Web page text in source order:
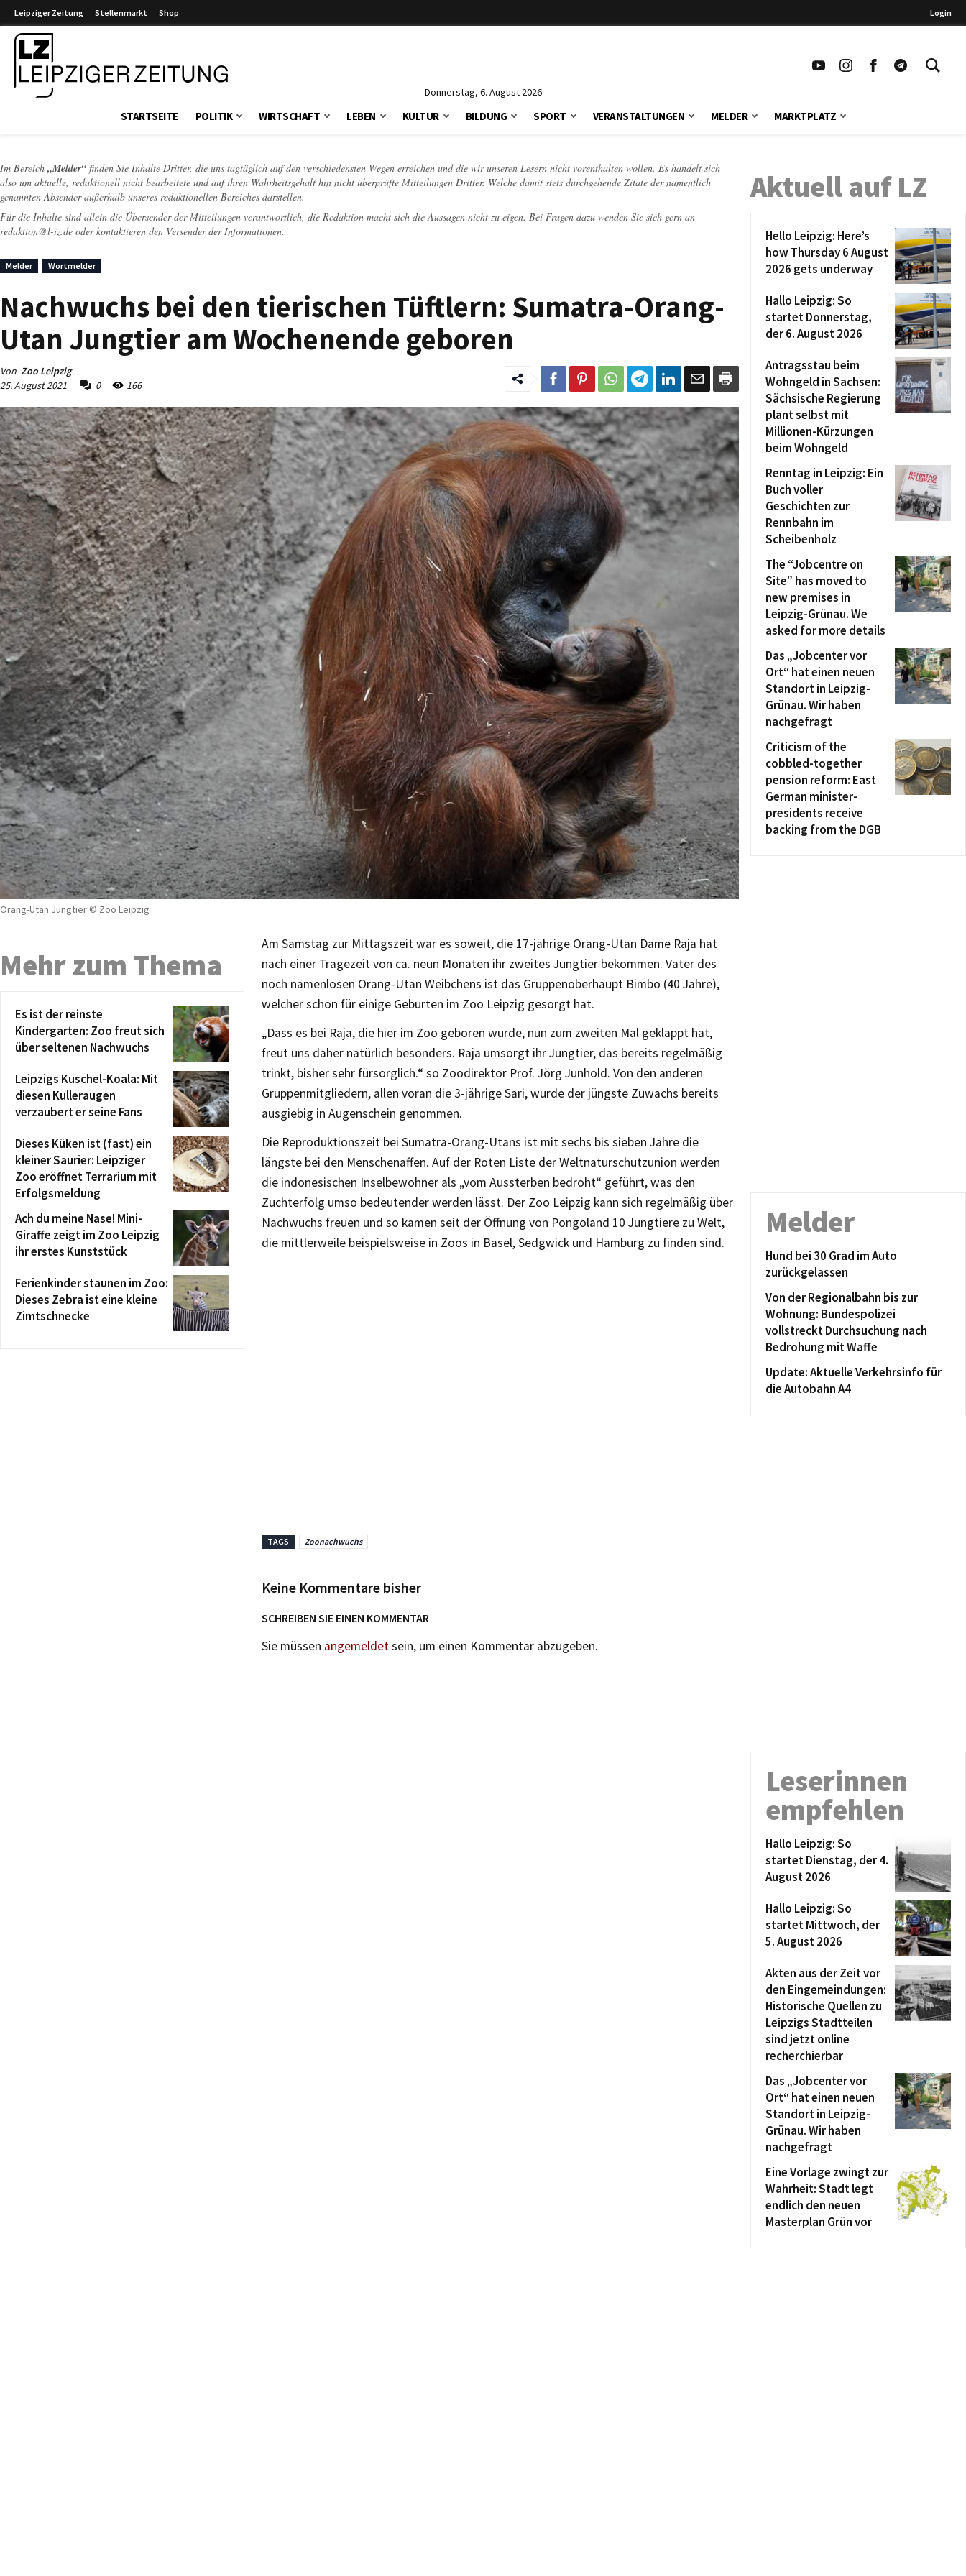
Leipziger Zeitung Stellenmarkt Shop Login
Donnerstag, 6. August 2026
STARTSEITE POLITIK WIRTSCHAFT LEBEN KULTUR BILDUNG SPORT VERANSTALTUNGEN MELDER MARKTPLATZ
Im Bereich „Melder“ finden Sie Inhalte Dritter, die uns tagtäglich auf den verschiedensten Wegen erreichen und die wir unseren Lesern nicht vorenthalten wollen. Es handelt sich
also um aktuelle, redaktionell nicht bearbeitete und auf ihren Wahrheitsgehalt hin nicht überprüfte Mitteilungen Dritter. Welche damit stets durchgehende Zitate der namentlich
genannten Absender außerhalb unseres redaktionellen Bereiches darstellen.
Für die Inhalte sind allein die Übersender der Mitteilungen verantwortlich, die Redaktion macht sich die Aussagen nicht zu eigen. Bei Fragen dazu wenden Sie sich gern an
redaktion@l-iz.de oder kontaktieren den Versender der Informationen.
Melder Wortmelder
Nachwuchs bei den tierischen Tüftlern: Sumatra-Orang-
Utan Jungtier am Wochenende geboren
Von Zoo Leipzig
25. August 2021
0 166
Orang-Utan Jungtier © Zoo Leipzig
Am Samstag zur Mittagszeit war es soweit, die 17-jährige Orang-Utan Dame Raja hat
nach einer Tragezeit von ca. neun Monaten ihr zweites Jungtier bekommen. Vater des
noch namenlosen Orang-Utan Weibchens ist das Gruppenoberhaupt Bimbo (40 Jahre),
welcher schon für einige Geburten im Zoo Leipzig gesorgt hat.
„Dass es bei Raja, die hier im Zoo geboren wurde, nun zum zweiten Mal geklappt hat,
freut uns daher natürlich besonders. Raja umsorgt ihr Jungtier, das bereits regelmäßig
trinkt, bisher sehr fürsorglich.“ so Zoodirektor Prof. Jörg Junhold. Von den anderen
Gruppenmitgliedern, allen voran die 3-jährige Sari, wurde der jüngste Zuwachs bereits
ausgiebig in Augenschein genommen.
Die Reproduktionszeit bei Sumatra-Orang-Utans ist mit sechs bis sieben Jahre die
längste bei den Menschenaffen. Auf der Roten Liste der Weltnaturschutzunion werden
die indonesischen Inselbewohner als „vom Aussterben bedroht“ geführt, was den
Zuchterfolg umso bedeutender werden lässt. Der Zoo Leipzig kann sich regelmäßig über
Nachwuchs freuen und so kamen seit der Öffnung von Pongoland 10 Jungtiere zu Welt,
die mittlerweile beispielsweise in Zoos in Basel, Sedgwick und Hamburg zu finden sind.
TAGS Zoonachwuchs
Keine Kommentare bisher
SCHREIBEN SIE EINEN KOMMENTAR
Sie müssen angemeldetsein, um einen Kommentar abzugeben.
Mehr zum Thema
Es ist der reinste
Kindergarten: Zoo freut sich
über seltenen Nachwuchs
Leipzigs Kuschel-Koala: Mit
diesen Kulleraugen
verzaubert er seine Fans
Dieses Küken ist (fast) ein
kleiner Saurier: Leipziger
Zoo eröffnet Terrarium mit
Erfolgsmeldung
Ach du meine Nase! Mini-
Giraffe zeigt im Zoo Leipzig
ihr erstes Kunststück
Ferienkinder staunen im Zoo:
Dieses Zebra ist eine kleine
Zimtschnecke
Aktuell auf LZ
Hello Leipzig: Here’s
how Thursday 6 August
2026 gets underway
Hallo Leipzig: So
startet Donnerstag,
der 6. August 2026
Antragsstau beim
Wohngeld in Sachsen:
Sächsische Regierung
plant selbst mit
Millionen-Kürzungen
beim Wohngeld
Renntag in Leipzig: Ein
Buch voller
Geschichten zur
Rennbahn im
Scheibenholz
The “Jobcentre on
Site” has moved to
new premises in
Leipzig-Grünau. We
asked for more details
Das „Jobcenter vor
Ort“ hat einen neuen
Standort in Leipzig-
Grünau. Wir haben
nachgefragt
Criticism of the
cobbled-together
pension reform: East
German minister-
presidents receive
backing from the DGB
Melder
Hund bei 30 Grad im Auto
zurückgelassen
Von der Regionalbahn bis zur
Wohnung: Bundespolizei
vollstreckt Durchsuchung nach
Bedrohung mit Waffe
Update: Aktuelle Verkehrsinfo für
die Autobahn A4
Leserinnen
empfehlen
Hallo Leipzig: So
startet Dienstag, der 4.
August 2026
Hallo Leipzig: So
startet Mittwoch, der
5. August 2026
Akten aus der Zeit vor
den Eingemeindungen:
Historische Quellen zu
Leipzigs Stadtteilen
sind jetzt online
recherchierbar
Das „Jobcenter vor
Ort“ hat einen neuen
Standort in Leipzig-
Grünau. Wir haben
nachgefragt
Eine Vorlage zwingt zur
Wahrheit: Stadt legt
endlich den neuen
Masterplan Grün vor